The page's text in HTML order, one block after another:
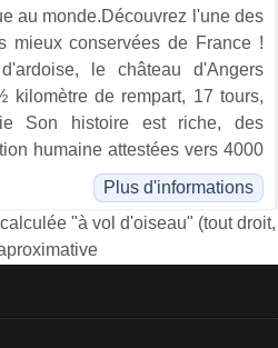
au monde.Découvrez l'une des
mieux conservées de France !
le château d'Angers
kilomètre de rempart, 17 tours,
Son histoire est riche, des
humaine attestées vers 4000
Plus d'informations
"à vol d'oiseau" (tout droit,